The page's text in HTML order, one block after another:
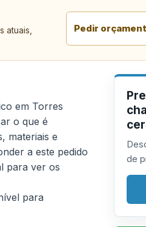
atuais,
Pedir
em Torres
o que é
materiais e
a este pedido
para ver os
para
de